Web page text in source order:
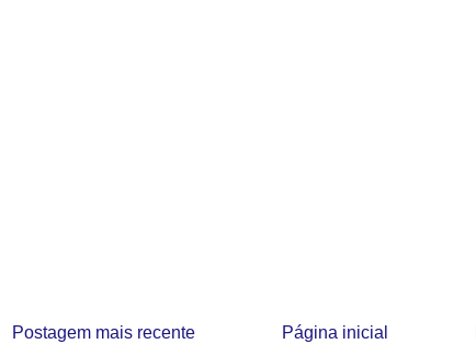
Postagem mais recente Página inicial